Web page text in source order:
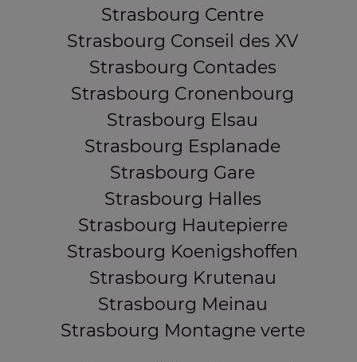
Strasbourg Centre
Strasbourg Conseil des XV
Strasbourg Contades
Strasbourg Cronenbourg
Strasbourg Elsau
Strasbourg Esplanade
Strasbourg Gare
Strasbourg Halles
Strasbourg Hautepierre
Strasbourg Koenigshoffen
Strasbourg Krutenau
Strasbourg Meinau
Strasbourg Montagne verte